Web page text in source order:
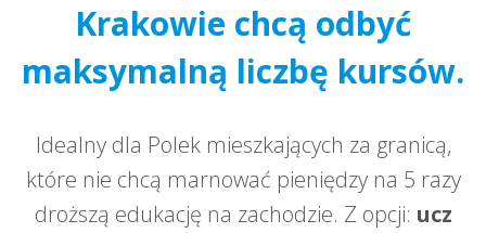
Krakowie chcą odbyć
maksymalną liczbę kursów.
Idealny dla Polek mieszkających za granicą,
które nie chcą marnować pieniędzy na 5 razy
droższą edukację na zachodzie. Z opcji: ucz